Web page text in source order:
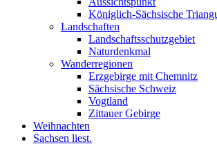
Königlich-Sächsische
Landschaften
Landschaftsschutzgebiet
Naturdenkmal
Wanderregionen
Erzgebirge mit Chemnitz
Sächsische Schweiz
Vogtland
Zittauer Gebirge
Weihnachten
Sachsen liest.